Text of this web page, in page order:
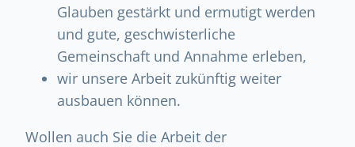
Glauben gestärkt und ermutigt werden
und gute, geschwisterliche
Gemeinschaft und Annahme erleben,
wir unsere Arbeit zukünftig weiter
ausbauen können.
Wollen auch Sie die Arbeit der